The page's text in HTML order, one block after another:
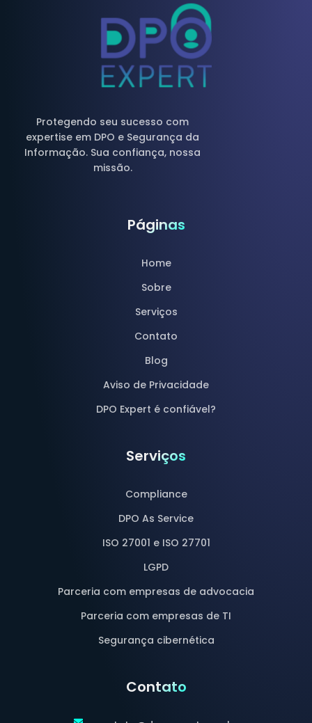
Protegendo seu sucesso com
expertise em DPO e Segurança da
Informação. Sua confiança, nossa
missão.
Páginas
Home
Sobre
Serviços
Contato
Blog
Aviso de Privacidade
DPO Expert é confiável?
Serviços
Compliance
DPO As Service
ISO 27001 e ISO 27701
LGPD
Parceria com empresas de advocacia
Parceria com empresas de TI
Segurança cibernética
Contato